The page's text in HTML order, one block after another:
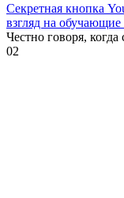
Секретная кнопка
взгляд на
Честно говоря,
02